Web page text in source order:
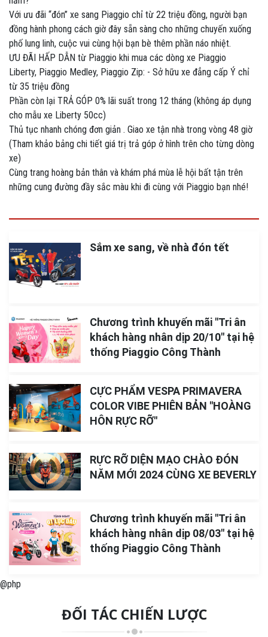
Với ưu đãi “đón” xe sang Piaggio chỉ từ 22 triệu đồng, người bạn
đồng hành phong cách giờ đây sẵn sàng cho những chuyến xuống
phố lung linh, cuộc vui cùng hội bạn bè thêm phần náo nhiệt.
ƯU ĐÃI HẤP DẪN từ Piaggio khi mua các dòng xe Piaggio
Liberty, Piaggio Medley, Piaggio Zip: - Sở hữu xe đẳng cấp Ý chỉ
từ 35 triệu đồng
Phần còn lại TRẢ GÓP 0% lãi suất trong 12 tháng (không áp dụng
cho mẫu xe Liberty 50cc)
Thủ tục nhanh chóng đơn giản . Giao xe tận nhà trong vòng 48 giờ
(Tham khảo bảng chi tiết giá trị trả góp ở hình trên cho từng dòng
xe)
Cùng trang hoàng bản thân và khám phá mùa lễ hội bất tận trên
những cung đường đầy sắc màu khi đi cùng với Piaggio bạn nhé!
Sắm xe sang, về nhà đón tết
Chương trình khuyến mãi "Tri ân
khách hàng nhân dịp 20/10" tại hệ
thống Piaggio Công Thành
CỰC PHẨM VESPA PRIMAVERA
COLOR VIBE PHIÊN BẢN "HOÀNG
HÔN RỰC RỠ"
RỰC RỠ DIỆN MẠO CHÀO ĐÓN
NĂM MỚI 2024 CÙNG XE BEVERLY
Chương trình khuyến mãi "Tri ân
khách hàng nhân dịp 08/03" tại hệ
thống Piaggio Công Thành
@php
ĐỐI TÁC CHIẾN LƯỢC